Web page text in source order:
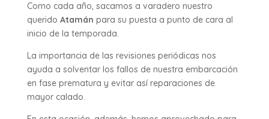
Como cada año, sacamos a varadero nuestro
querido Atamán para su puesta a punto de cara al
inicio de la temporada.
La importancia de las revisiones periódicas nos
ayuda a solventar los fallos de nuestra embarcación
en fase prematura y evitar así reparaciones de
mayor calado.